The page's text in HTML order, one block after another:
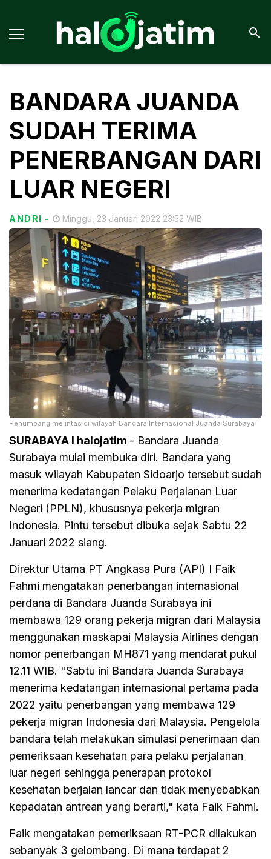
BANDARA JUANDA
SUDAH TERIMA
PENERBANGAN DARI
LUAR NEGERI
ANDRI - Minggu, 23 Januari 2022 23:52 WIB
Penumpang melintas di wilayah Bandara Internasional Juanda Surabaya
SURABAYA I halojatim - Bandara Juanda
Surabaya mulai membuka diri. Bandara yang
masuk wilayah Kabupaten Sidoarjo tersebut sudah
menerima kedatangan Pelaku Perjalanan Luar
Negeri (PPLN), khususnya pekerja migran
Indonesia. Pintu tersebut dibuka sejak Sabtu 22
Januari 2022 siang.
Direktur Utama PT Angkasa Pura (API) I Faik
Fahmi mengatakan penerbangan internasional
perdana di Bandara Juanda Surabaya ini
membawa 129 orang pekerja migran dari Malaysia
menggunakan maskapai Malaysia Airlines dengan
nomor penerbangan MH871 yang mendarat pukul
12.11 WIB. "Sabtu ini Bandara Juanda Surabaya
menerima kedatangan internasional pertama pada
2022 yaitu penerbangan yang membawa 129
pekerja migran Indonesia dari Malaysia. Pengelola
bandara telah melakukan simulasi penerimaan dan
pemeriksaan kesehatan para pelaku perjalanan
luar negeri sehingga penerapan protokol
kesehatan berjalan lancar dan tidak menyebabkan
kepadatan antrean yang berarti," kata Faik Fahmi.
Faik mengatakan pemeriksaan RT-PCR dilakukan
sebanyak 3 gelombang. Di mana terdapat 2